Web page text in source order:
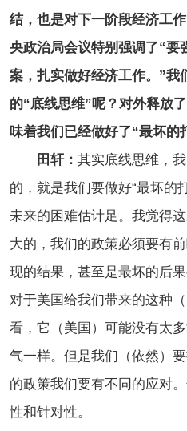
结，也是对下一阶段经济工
央政治局会议特别强调了“要
案，扎实做好经济工作。”我
的“底线思维”呢？对外释放
味着我们已经做好了“最坏的
田轩： 其实底线思维，
的，就是我们要做好“最坏的
未来的困难估计足。我觉得
大的，我们的政策必须要有
现的结果，甚至是最坏的后
对于美国给我们带来的这种
看，它（美国）可能没有太
气一样。但是我们（依然）
的政策我们要有不同的应对
性和针对性。